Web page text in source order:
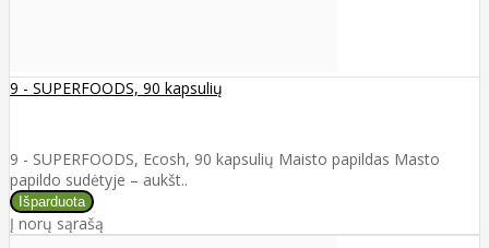
9 - SUPERFOODS, 90 kapsulių
9 - SUPERFOODS, Ecosh, 90 kapsulių Maisto papildas Masto
papildo sudėtyje – aukšt..
Į norų sąrašą